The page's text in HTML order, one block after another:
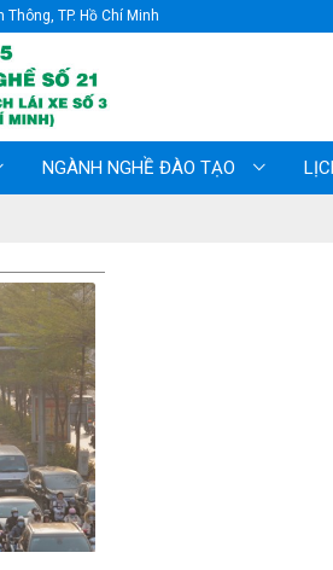
TP. Hồ Chí Minh
NGÀNH NGHỀ ĐÀO TẠO